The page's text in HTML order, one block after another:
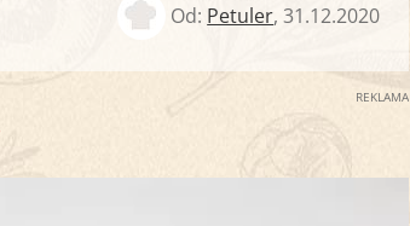
Od: Petuler,31.12.2020
REKLAMA